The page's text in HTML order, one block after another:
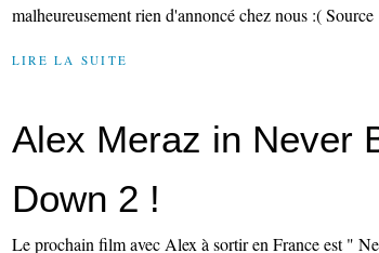
malheureusement rien d'annoncé chez nous :( Source
LIRE LA SUITE
Alex Meraz in Never
Down 2 !
Le prochain film avec Alex à sortir en France est "